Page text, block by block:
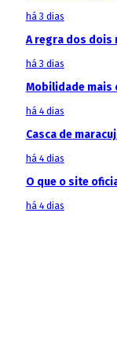
há 3 dias
A regra dos dois
há 3 dias
Mobilidade mais
há 4 dias
Casca de
há 4 dias
O que o site
há 4 dias